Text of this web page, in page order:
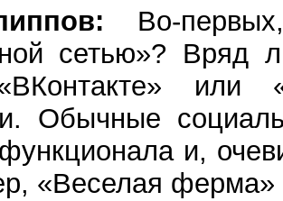
Во-
сетью»? Вряд
или
Обычные
функционала и,
«Веселая ферма»